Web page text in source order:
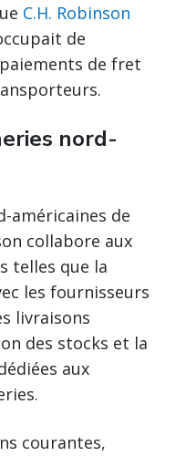
C.H. Robinson
de
de fret
nord-
américaines de
collabore aux
telles que la
les fournisseurs
livraisons
des stocks et la
aux
courantes,